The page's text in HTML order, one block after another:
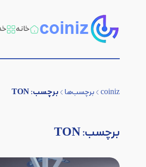
خانه
coiniz برچسب‌ها برچسب:TON
برچسب:TON